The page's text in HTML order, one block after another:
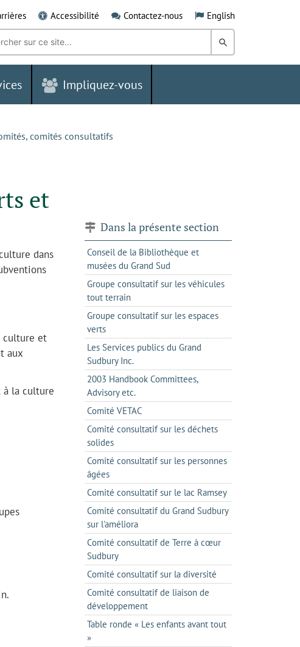
Accessibilité Contactez-nous English
Rechercher
dans
Grand
Impliquez-vous
comités consultatifs
et
dans
culture et
aux
à la culture
Dans la présente section
Conseil de la Bibliothèque et
musées du Grand Sud
Groupe consultatif sur les véhicules
tout terrain
Groupe consultatif sur les espaces
verts
Les Services publics du Grand
Sudbury Inc.
2003 Handbook Committees,
Advisory etc.
Comité VETAC
Comité consultatif sur les déchets
solides
Comité consultatif sur les personnes
âgées
Comité consultatif sur le lac Ramsey
Comité consultatif du Grand Sudbury
sur l'améliora
Comité consultatif de Terre à cœur
Sudbury
Comité consultatif sur la diversité
Comité consultatif de liaison de
développement
Table ronde « Les enfants avant tout
»